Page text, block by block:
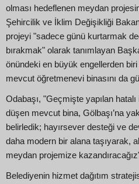
olması hedeflenen meydan
Şehircilik ve İklim Değişikliği
projeyi "sadece günü kurtarmak
bırakmak" olarak tanımlayan
önündeki en büyük engellerden
mevcut öğretmenevi binasını da
Odabaşı, "Geçmişte yapılan
düşen mevcut bina, Gölbaşı’na
belirledik; hayırsever desteği ve
daha modern bir alana taşıyarak,
meydan projemize
Belediyenin hizmet dağıtım